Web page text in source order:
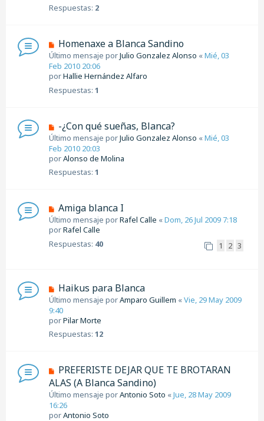
Respuestas: 2
Homenaxe a Blanca Sandino
Último mensaje porJulio Gonzalez Alonso «Mié, 03
Feb 2010 20:06
porHallie Hernández Alfaro
Respuestas: 1
-¿Con qué sueñas, Blanca?
Último mensaje porJulio Gonzalez Alonso «Mié, 03
Feb 2010 20:03
porAlonso de Molina
Respuestas: 1
Amiga blanca I
Último mensaje porRafel Calle «Dom, 26 Jul 2009 7:18
porRafel Calle
Respuestas: 40 1 2 3
Haikus para Blanca
Último mensaje porAmparo Guillem «Vie, 29 May 2009
9:40
porPilar Morte
Respuestas: 12
PREFERISTE DEJAR QUE TE BROTARAN
ALAS (A Blanca Sandino)
Último mensaje porAntonio Soto «Jue, 28 May 2009
16:26
porAntonio Soto